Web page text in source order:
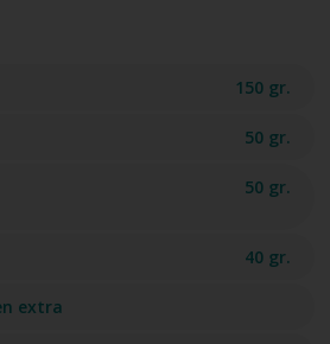
150 gr.
50 gr.
50 gr.
40 gr.
extra